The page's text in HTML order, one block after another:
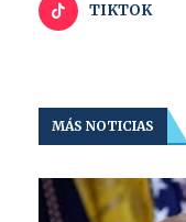
TIKTOK
MÁS NOTICIAS